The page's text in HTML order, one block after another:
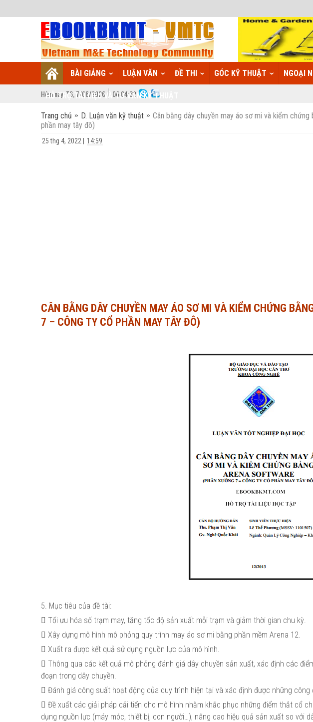
BÀI GIẢNG LUẬN VĂN ĐỀ THI GÓC KỸ THUẬT NGOẠI
HỖ TRỢ TÀI LIỆU VÀ TƯ VẤN KỸ THUẬT
Hôm nay: T6, 7/08/2026 06:04:33
Trang chủ D. Luận văn kỹ thuật
Cân bằng dây chuyền may áo sơ mi và kiểm
phần may tây đô)
25 thg 4, 2022 14:59
CÂN BẰNG DÂY CHUYỀN MAY ÁO SƠ MI VÀ KIỂM CHỨNG
7 – CÔNG TY CỔ PHẦN MAY TÂY ĐÔ)
5. Mục tiêu của đề tài:
 Tối ưu hóa số trạm may, tăng tốc độ sản xuất mỗi trạm và giảm thời gian chu kỳ.
 Xây dựng mô hình mô phỏng quy trình may áo sơ mi bằng phần mềm Arena 12.
 Xuất ra được kết quả sử dụng nguồn lực của mô hình.
 Thông qua các kết quả mô phỏng đánh giá dây chuyền sản xuất, xác định các
đoạn trong dây chuyền.
 Đánh giá công suất hoạt động của quy trình hiện tại và xác định được những
 Đề xuất các giải pháp cải tiến cho mô hình nhằm khắc phục những điểm thắt cổ
dụng nguồn lực (máy móc, thiết bị, con người…), nâng cao hiệu quả sản xuất so với